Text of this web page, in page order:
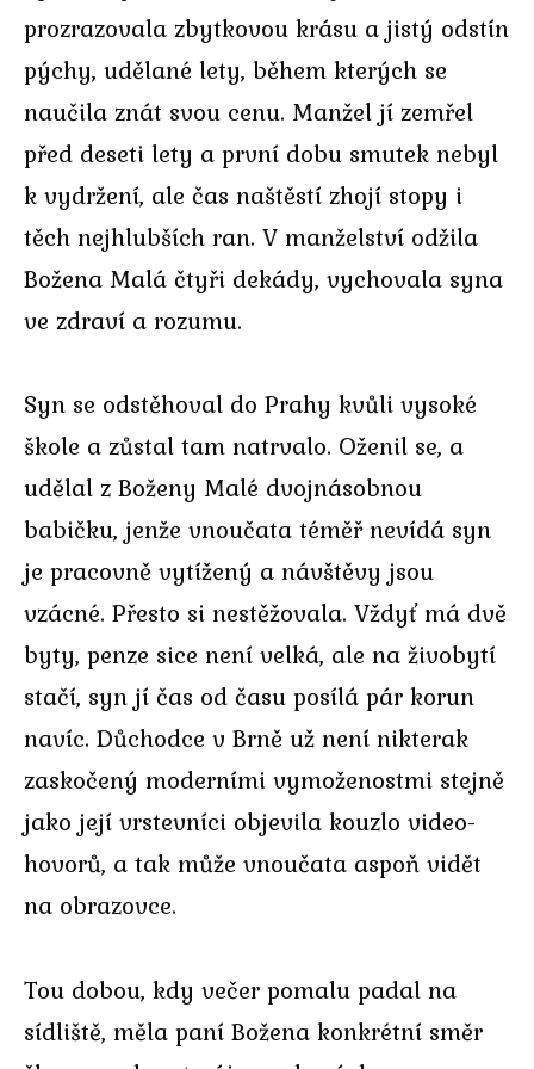
prozrazovala zbytkovou krásu a jistý odstín
pýchy, udělané lety, během kterých se
naučila znát svou cenu. Manžel jí zemřel
před deseti lety a první dobu smutek nebyl
k vydržení, ale čas naštěstí zhojí stopy i
těch nejhlubších ran. V manželství odžila
Božena Malá čtyři dekády, vychovala syna
ve zdraví a rozumu.
Syn se odstěhoval do Prahy kvůli vysoké
škole a zůstal tam natrvalo. Oženil se, a
udělal z Boženy Malé dvojnásobnou
babičku, jenže vnoučata téměř nevídá syn
je pracovně vytížený a návštěvy jsou
vzácné. Přesto si nestěžovala. Vždyť má dvě
byty, penze sice není velká, ale na živobytí
stačí, syn jí čas od času posílá pár korun
navíc. Důchodce v Brně už není nikterak
zaskočený moderními vymoženostmi stejně
jako její vrstevníci objevila kouzlo video-
hovorů, a tak může vnoučata aspoň vidět
na obrazovce.
Tou dobou, kdy večer pomalu padal na
sídliště, měla paní Božena konkrétní směr